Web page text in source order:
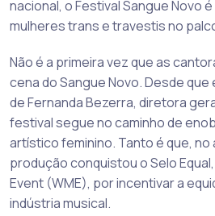
nacional, o Festival Sangue Novo
mulheres trans e travestis no
Não é a primeira vez que as
cena do Sangue Novo. Desde
de Fernanda Bezerra, diretora
festival segue no caminho de
artístico feminino. Tanto é que, no
produção conquistou o Selo Equal,
Event (WME), por incentivar a
indústria musical.